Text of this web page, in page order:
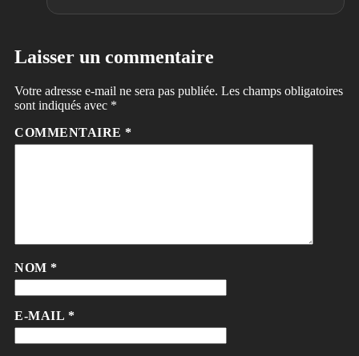
Laisser un commentaire
Votre adresse e-mail ne sera pas publiée. Les champs obligatoires
sont indiqués avec *
COMMENTAIRE *
NOM *
E-MAIL *